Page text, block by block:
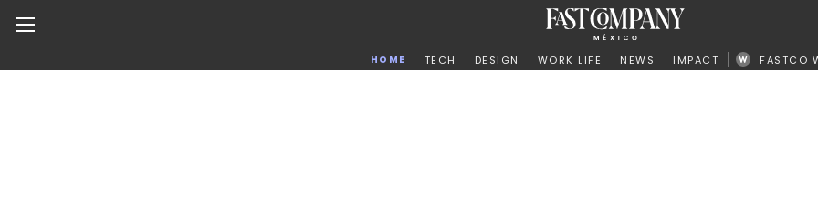
Noticias de negocios, innovación, tecnología y diseño
HOME TECH DESIGN WORK LIFE NEWS IMPACT FASTCO